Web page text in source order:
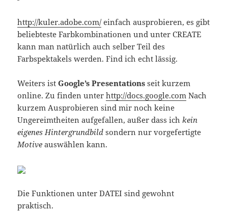
http://kuler.adobe.com/einfach ausprobieren, es gibt
beliebteste Farbkombinationen und unter CREATE
kann man natürlich auch selber Teil des
Farbspektakels werden. Find ich echt lässig.
Weiters istGoogle’s Presentations seit kurzem
online. Zu finden unterhttp://docs.google.com Nach
kurzem Ausprobieren sind mir noch keine
Ungereimtheiten aufgefallen, außer dass ichkein
eigenes Hintergrundbild sondern nur vorgefertigte
Motiveauswählen kann.
Die Funktionen unter DATEI sind gewohnt
praktisch.